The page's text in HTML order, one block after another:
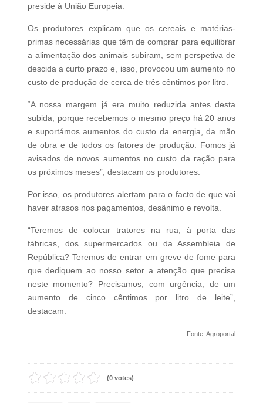
preside à União Europeia.
Os produtores explicam que os cereais e matérias-
primas necessárias que têm de comprar para equilibrar
a alimentação dos animais subiram, sem perspetiva de
descida a curto prazo e, isso, provocou um aumento no
custo de produção de cerca de três cêntimos por litro.
“A nossa margem já era muito reduzida antes desta
subida, porque recebemos o mesmo preço há 20 anos
e suportámos aumentos do custo da energia, da mão
de obra e de todos os fatores de produção. Fomos já
avisados de novos aumentos no custo da ração para
os próximos meses”, destacam os produtores.
Por isso, os produtores alertam para o facto de que vai
haver atrasos nos pagamentos, desânimo e revolta.
“Teremos de colocar tratores na rua, à porta das
fábricas, dos supermercados ou da Assembleia de
República? Teremos de entrar em greve de fome para
que dediquem ao nosso setor a atenção que precisa
neste momento? Precisamos, com urgência, de um
aumento de cinco cêntimos por litro de leite”,
destacam.
Fonte: Agroportal
(0 votes)